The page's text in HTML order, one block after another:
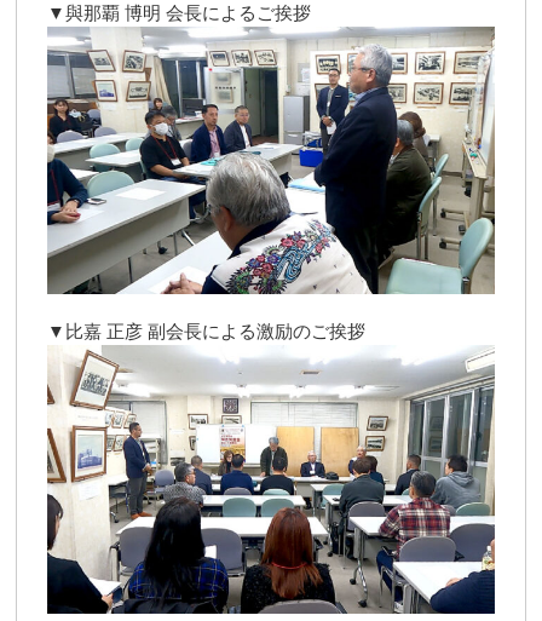
▼與那覇 博明 会長によるご挨拶
▼比嘉 正彦 副会長による激励のご挨拶